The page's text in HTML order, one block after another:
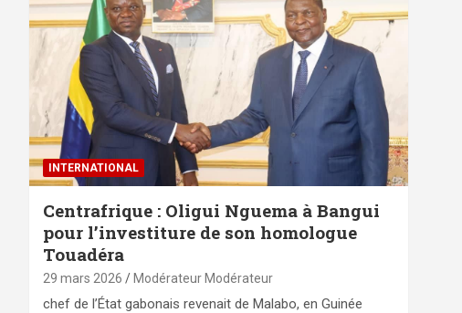
INTERNATIONAL
Centrafrique : Oligui Nguema à Bangui
pour l’investiture de son homologue
Touadéra
29 mars 2026 Modérateur Modérateur
chef de l’État gabonais revenait de Malabo, en Guinée